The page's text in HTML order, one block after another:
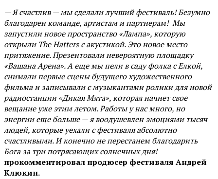
— Я счастлив — мы сделали лучший фестиваль! Безумно
благодарен команде, артистам и партнерам! Мы
запустили новое пространство «Лампа», которую
открыли The Hatters с акустикой. Это новое место
притяжение. Презентовали невероятную площадку
«Вашана Арена». А еще мы пели в саду фолка с Елкой,
снимали первые сцены будущего художественного
фильма и записывали с музыкантами ролики для новой
радиостанции «Дикая Мята», которая начнет свое
вещание уже этим летом. Работы у нас много, но
энергии еще больше — я воодушевлен эмоциями тысяч
людей, которые уехали с фестиваля абсолютно
счастливыми. И конечно не перестанем благодарить
Бога за три потрясающих солнечных дня!—
прокомментировал продюсер фестиваля Андрей
Клюкин.